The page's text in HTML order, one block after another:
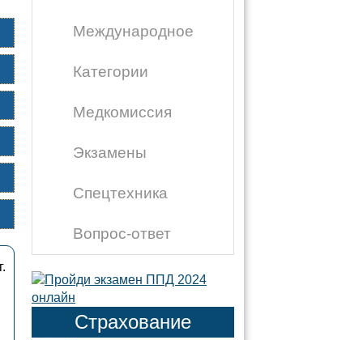
Международное
Категории
Медкомиссия
Экзамены
Спецтехника
Вопрос-ответ
Страхование